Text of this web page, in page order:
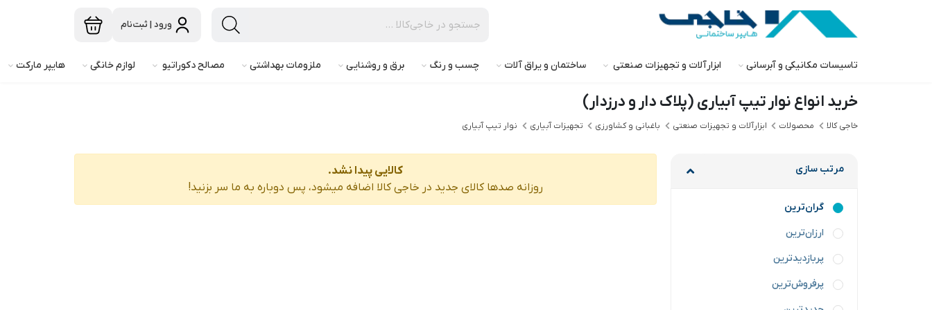
ورود | ثبت‌نام
تاسیسات مکانیکی و آبرسانی ابزارآلات و تجهیزات صنعتی ساختمان و یراق آلات چسب و رنگ برق و روشنایی ملزومات بهداشتی مصالح دکوراتیو لوازم خانگی هایپر مارکت
خرید انواع نوار تیپ آبیاری (پلاک دار و درزدار)
خاجی‌ کالا محصولات ابزارآلات و تجهیزات صنعتی باغبانی و کشاورزی تجهیزات آبیاری نوار تیپ آبیاری
مرتب سازی
گران‌ترین
ارزان‌ترین
پربازدیدترین
پرفروش‌ترین
کالایی پیدا نشد.
روزانه صدها کالای جدید در خاجی‌ کالا اضافه میشود، پس دوباره به ما سر بزنید!